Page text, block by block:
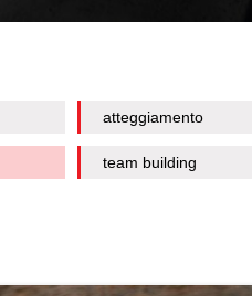
atteggiamento
team building